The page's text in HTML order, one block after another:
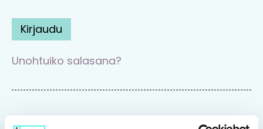
Kirjaudu
Unohtuiko salasana?
Tutustu Rajaton-koulutuspalveluun